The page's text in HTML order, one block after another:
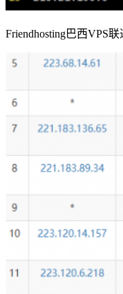
Friendhosting巴西VPS